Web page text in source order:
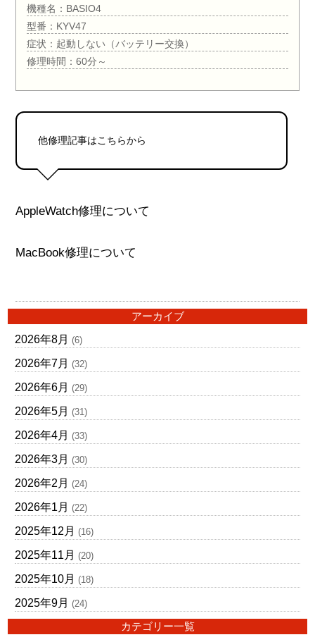
機種名：BASIO4
型番：KYV47
症状：起動しない（バッテリー交換）
修理時間：60分～
他修理記事はこちらから
AppleWatch修理について
MacBook修理について
アーカイブ
2026年8月 (6)
2026年7月 (32)
2026年6月 (29)
2026年5月 (31)
2026年4月 (33)
2026年3月 (30)
2026年2月 (24)
2026年1月 (22)
2025年12月 (16)
2025年11月 (20)
2025年10月 (18)
2025年9月 (24)
カテゴリー一覧